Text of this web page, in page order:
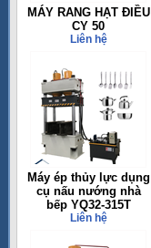
MÁY RANG HẠT ĐIỀU
CY 50
Liên hệ
Máy ép thủy lực dụng
cụ nấu nướng nhà
bếp YQ32-315T
Liên hệ